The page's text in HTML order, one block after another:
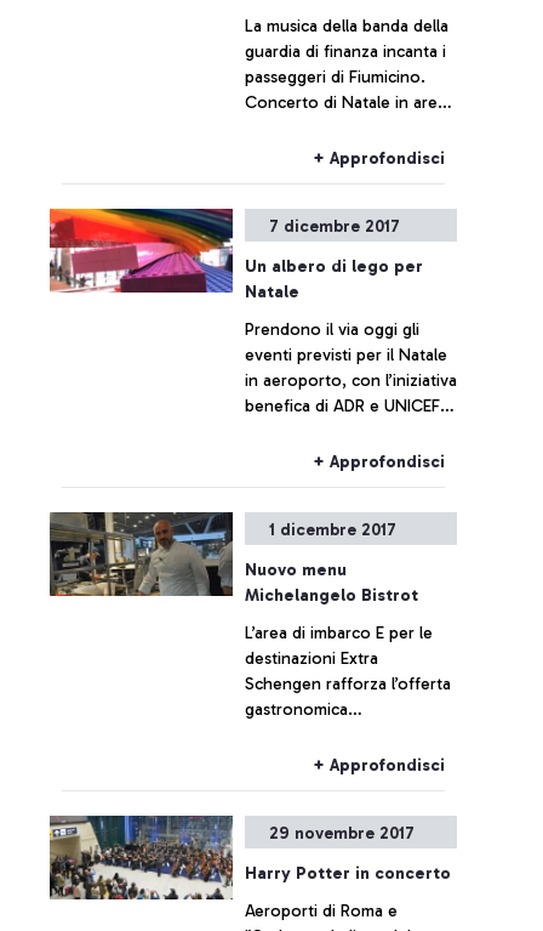
La musica della banda della
guardia di finanza incanta i
passeggeri di Fiumicino.
Concerto di Natale in area
Wagner e Strauss e la
colonna sonora del film
“The Terminal”.
+ Approfondisci
7 dicembre 2017
Un albero di lego per
Natale
Prendono il via oggi gli
eventi previsti per il Natale
in aeroporto, con l’iniziativa
benefica di ADR e UNICEF
che vivono in condizioni di
disagio. La priorità è
acquistare e distribuire
indumenti invernali per i
bambini della Siria e le loro
famiglie
+ Approfondisci
1 dicembre 2017
Nuovo menu
Michelangelo Bistrot
L’area di imbarco E per le
destinazioni Extra
Schengen rafforza l’offerta
gastronomica
romana, con il nuovo
Menù, firmato dallo Chef
Michelangelo Citino
+ Approfondisci
29 novembre 2017
Harry Potter in concerto
Aeroporti di Roma e